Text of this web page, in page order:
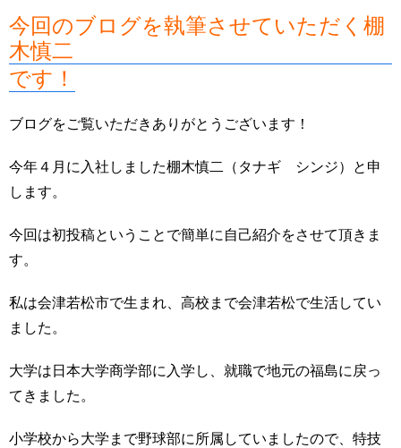
今回のブログを執筆させていただく棚
木慎二
です！
ブログをご覧いただきありがとうございます！
今年４月に入社しました棚木慎二（タナギ シンジ）と申
します。
今回は初投稿ということで簡単に自己紹介をさせて頂きま
す。
私は会津若松市で生まれ、高校まで会津若松で生活してい
ました。
大学は日本大学商学部に入学し、就職で地元の福島に戻っ
てきました。
小学校から大学まで野球部に所属していましたので、特技